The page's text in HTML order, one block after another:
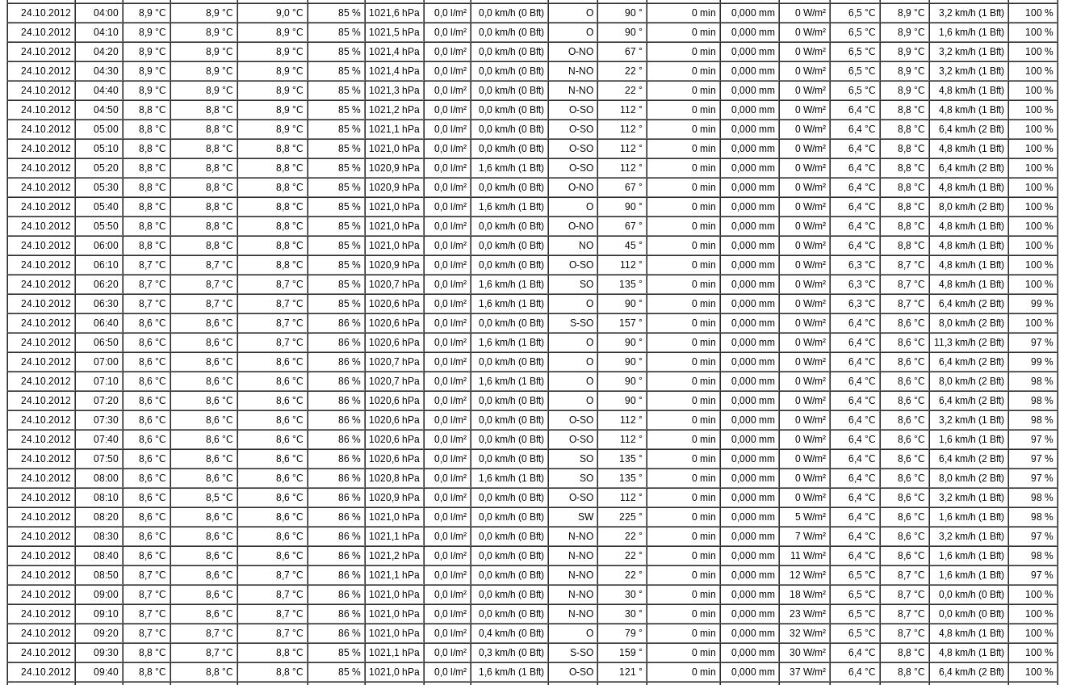
24.10.2012
04:00 8,9 °C 8,9 °C 9,0 °C 85 % 1021,6 hPa 0,0 l/m² 0,0 km/h (0 Bft) O 90 ° 0 min 0,000 mm 0 W/m² 6,5 °C 8,9 °C 3,2 km/h (1 Bft)
100 %
24.10.2012
04:10 8,9 °C 8,9 °C 8,9 °C 85 % 1021,5 hPa 0,0 l/m² 0,0 km/h (0 Bft) O 90 ° 0 min 0,000 mm 0 W/m² 6,5 °C 8,9 °C 1,6 km/h (1 Bft)
100 %
24.10.2012
04:20 8,9 °C 8,9 °C 8,9 °C 85 % 1021,4 hPa 0,0 l/m² 0,0 km/h (0 Bft) O-NO 67 ° 0 min 0,000 mm 0 W/m² 6,5 °C 8,9 °C 3,2 km/h (1 Bft)
100 %
24.10.2012
04:30 8,9 °C 8,9 °C 8,9 °C 85 % 1021,4 hPa 0,0 l/m² 0,0 km/h (0 Bft) N-NO 22 ° 0 min 0,000 mm 0 W/m² 6,5 °C 8,9 °C 3,2 km/h (1 Bft)
100 %
24.10.2012
04:40 8,9 °C 8,9 °C 8,9 °C 85 % 1021,3 hPa 0,0 l/m² 0,0 km/h (0 Bft) N-NO 22 ° 0 min 0,000 mm 0 W/m² 6,5 °C 8,9 °C 4,8 km/h (1 Bft)
100 %
24.10.2012
04:50 8,8 °C 8,8 °C 8,9 °C 85 % 1021,2 hPa 0,0 l/m² 0,0 km/h (0 Bft) O-SO 112 ° 0 min 0,000 mm 0 W/m² 6,4 °C 8,8 °C 4,8 km/h (1 Bft)
100 %
24.10.2012
05:00 8,8 °C 8,8 °C 8,9 °C 85 % 1021,1 hPa 0,0 l/m² 0,0 km/h (0 Bft) O-SO 112 ° 0 min 0,000 mm 0 W/m² 6,4 °C 8,8 °C 6,4 km/h (2 Bft)
100 %
24.10.2012
05:10 8,8 °C 8,8 °C 8,8 °C 85 % 1021,0 hPa 0,0 l/m² 0,0 km/h (0 Bft) O-SO 112 ° 0 min 0,000 mm 0 W/m² 6,4 °C 8,8 °C 4,8 km/h (1 Bft)
100 %
24.10.2012
05:20 8,8 °C 8,8 °C 8,8 °C 85 % 1020,9 hPa 0,0 l/m² 1,6 km/h (1 Bft) O-SO 112 ° 0 min 0,000 mm 0 W/m² 6,4 °C 8,8 °C 6,4 km/h (2 Bft)
100 %
24.10.2012
05:30 8,8 °C 8,8 °C 8,8 °C 85 % 1020,9 hPa 0,0 l/m² 0,0 km/h (0 Bft) O-NO 67 ° 0 min 0,000 mm 0 W/m² 6,4 °C 8,8 °C 4,8 km/h (1 Bft)
100 %
24.10.2012
05:40 8,8 °C 8,8 °C 8,8 °C 85 % 1021,0 hPa 0,0 l/m² 1,6 km/h (1 Bft) O 90 ° 0 min 0,000 mm 0 W/m² 6,4 °C 8,8 °C 8,0 km/h (2 Bft)
100 %
24.10.2012
05:50 8,8 °C 8,8 °C 8,8 °C 85 % 1021,0 hPa 0,0 l/m² 0,0 km/h (0 Bft) O-NO 67 ° 0 min 0,000 mm 0 W/m² 6,4 °C 8,8 °C 4,8 km/h (1 Bft)
100 %
24.10.2012
06:00 8,8 °C 8,8 °C 8,8 °C 85 % 1021,0 hPa 0,0 l/m² 0,0 km/h (0 Bft) NO 45 ° 0 min 0,000 mm 0 W/m² 6,4 °C 8,8 °C 4,8 km/h (1 Bft)
100 %
24.10.2012
06:10 8,7 °C 8,7 °C 8,8 °C 85 % 1020,9 hPa 0,0 l/m² 0,0 km/h (0 Bft) O-SO 112 ° 0 min 0,000 mm 0 W/m² 6,3 °C 8,7 °C 4,8 km/h (1 Bft)
100 %
24.10.2012
06:20 8,7 °C 8,7 °C 8,7 °C 85 % 1020,7 hPa 0,0 l/m² 1,6 km/h (1 Bft) SO 135 ° 0 min 0,000 mm 0 W/m² 6,3 °C 8,7 °C 4,8 km/h (1 Bft)
100 %
24.10.2012
06:30 8,7 °C 8,7 °C 8,7 °C 85 % 1020,6 hPa 0,0 l/m² 1,6 km/h (1 Bft) O 90 ° 0 min 0,000 mm 0 W/m² 6,3 °C 8,7 °C 6,4 km/h (2 Bft)
99 %
24.10.2012
06:40 8,6 °C 8,6 °C 8,7 °C 86 % 1020,6 hPa 0,0 l/m² 0,0 km/h (0 Bft) S-SO 157 ° 0 min 0,000 mm 0 W/m² 6,4 °C 8,6 °C 8,0 km/h (2 Bft)
100 %
24.10.2012
06:50 8,6 °C 8,6 °C 8,7 °C 86 % 1020,6 hPa 0,0 l/m² 1,6 km/h (1 Bft) O 90 ° 0 min 0,000 mm 0 W/m² 6,4 °C 8,6 °C 11,3 km/h (2 Bft)
97 %
24.10.2012
07:00 8,6 °C 8,6 °C 8,6 °C 86 % 1020,7 hPa 0,0 l/m² 0,0 km/h (0 Bft) O 90 ° 0 min 0,000 mm 0 W/m² 6,4 °C 8,6 °C 6,4 km/h (2 Bft)
99 %
24.10.2012
07:10 8,6 °C 8,6 °C 8,6 °C 86 % 1020,7 hPa 0,0 l/m² 1,6 km/h (1 Bft) O 90 ° 0 min 0,000 mm 0 W/m² 6,4 °C 8,6 °C 8,0 km/h (2 Bft)
98 %
24.10.2012
07:20 8,6 °C 8,6 °C 8,6 °C 86 % 1020,6 hPa 0,0 l/m² 0,0 km/h (0 Bft) O 90 ° 0 min 0,000 mm 0 W/m² 6,4 °C 8,6 °C 6,4 km/h (2 Bft)
98 %
24.10.2012
07:30 8,6 °C 8,6 °C 8,6 °C 86 % 1020,6 hPa 0,0 l/m² 0,0 km/h (0 Bft) O-SO 112 ° 0 min 0,000 mm 0 W/m² 6,4 °C 8,6 °C 3,2 km/h (1 Bft)
98 %
24.10.2012
07:40 8,6 °C 8,6 °C 8,6 °C 86 % 1020,6 hPa 0,0 l/m² 0,0 km/h (0 Bft) O-SO 112 ° 0 min 0,000 mm 0 W/m² 6,4 °C 8,6 °C 1,6 km/h (1 Bft)
97 %
24.10.2012
07:50 8,6 °C 8,6 °C 8,6 °C 86 % 1020,6 hPa 0,0 l/m² 0,0 km/h (0 Bft) SO 135 ° 0 min 0,000 mm 0 W/m² 6,4 °C 8,6 °C 6,4 km/h (2 Bft)
97 %
24.10.2012
08:00 8,6 °C 8,6 °C 8,6 °C 86 % 1020,8 hPa 0,0 l/m² 1,6 km/h (1 Bft) SO 135 ° 0 min 0,000 mm 0 W/m² 6,4 °C 8,6 °C 8,0 km/h (2 Bft)
97 %
24.10.2012
08:10 8,6 °C 8,5 °C 8,6 °C 86 % 1020,9 hPa 0,0 l/m² 0,0 km/h (0 Bft) O-SO 112 ° 0 min 0,000 mm 0 W/m² 6,4 °C 8,6 °C 3,2 km/h (1 Bft)
98 %
24.10.2012
08:20 8,6 °C 8,6 °C 8,6 °C 86 % 1021,0 hPa 0,0 l/m² 0,0 km/h (0 Bft) SW 225 ° 0 min 0,000 mm 5 W/m² 6,4 °C 8,6 °C 1,6 km/h (1 Bft)
98 %
24.10.2012
08:30 8,6 °C 8,6 °C 8,6 °C 86 % 1021,1 hPa 0,0 l/m² 0,0 km/h (0 Bft) N-NO 22 ° 0 min 0,000 mm 7 W/m² 6,4 °C 8,6 °C 3,2 km/h (1 Bft)
97 %
24.10.2012
08:40 8,6 °C 8,6 °C 8,6 °C 86 % 1021,2 hPa 0,0 l/m² 0,0 km/h (0 Bft) N-NO 22 ° 0 min 0,000 mm 11 W/m² 6,4 °C 8,6 °C 1,6 km/h (1 Bft)
98 %
24.10.2012
08:50 8,7 °C 8,6 °C 8,7 °C 86 % 1021,1 hPa 0,0 l/m² 0,0 km/h (0 Bft) N-NO 22 ° 0 min 0,000 mm 12 W/m² 6,5 °C 8,7 °C 1,6 km/h (1 Bft)
97 %
24.10.2012
09:00 8,7 °C 8,6 °C 8,7 °C 86 % 1021,0 hPa 0,0 l/m² 0,0 km/h (0 Bft) N-NO 30 ° 0 min 0,000 mm 18 W/m² 6,5 °C 8,7 °C 0,0 km/h (0 Bft)
100 %
24.10.2012
09:10 8,7 °C 8,6 °C 8,7 °C 86 % 1021,0 hPa 0,0 l/m² 0,0 km/h (0 Bft) N-NO 30 ° 0 min 0,000 mm 23 W/m² 6,5 °C 8,7 °C 0,0 km/h (0 Bft)
100 %
24.10.2012
09:20 8,7 °C 8,7 °C 8,7 °C 86 % 1021,0 hPa 0,0 l/m² 0,4 km/h (0 Bft) O 79 ° 0 min 0,000 mm 32 W/m² 6,5 °C 8,7 °C 4,8 km/h (1 Bft)
100 %
24.10.2012
09:30 8,8 °C 8,7 °C 8,8 °C 85 % 1021,1 hPa 0,0 l/m² 0,3 km/h (0 Bft) S-SO 159 ° 0 min 0,000 mm 30 W/m² 6,4 °C 8,8 °C 4,8 km/h (1 Bft)
100 %
24.10.2012
09:40 8,8 °C 8,8 °C 8,8 °C 85 % 1021,0 hPa 0,0 l/m² 1,6 km/h (1 Bft) O-SO 121 ° 0 min 0,000 mm 37 W/m² 6,4 °C 8,8 °C 6,4 km/h (2 Bft)
100 %